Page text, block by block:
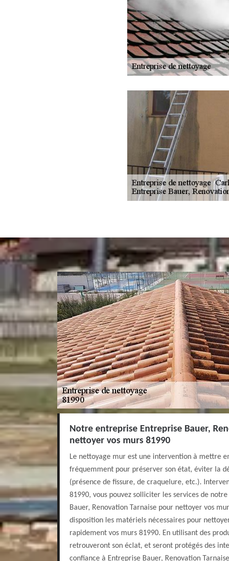
Notre entreprise Entreprise Bauer,
nettoyer vos murs 81990
Le nettoyage mur est une intervention à mettre
fréquemment pour préserver son état, éviter la
(présence de fissure, de craquelure, etc.).
81990, vous pouvez solliciter les services de
Bauer, Renovation Tarnaise pour nettoyer vos
disposition les matériels nécessaires pour
rapidement vos murs 81990. En utilisant des
retrouveront son éclat, et seront protégés des
confiance à Entreprise Bauer, Renovation